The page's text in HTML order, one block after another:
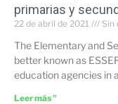
primarias y
22 de abril de 2021 Sin
The Elementary and
better known as
education agencies in
Leer más "